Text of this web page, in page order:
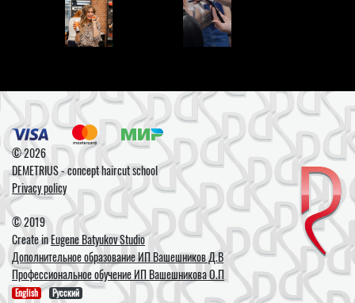
© 2026
DEMETRIUS - concept haircut school
Privacy policy
© 2019
Create inEugene Batyukov Studio
Дополнительное образование ИП Вашешников Д.В
Профессиональное обучение ИП Вашешникова О.П
English Русский